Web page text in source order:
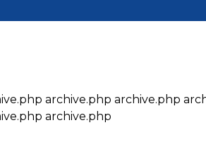
archive.php archive.php
archive.php